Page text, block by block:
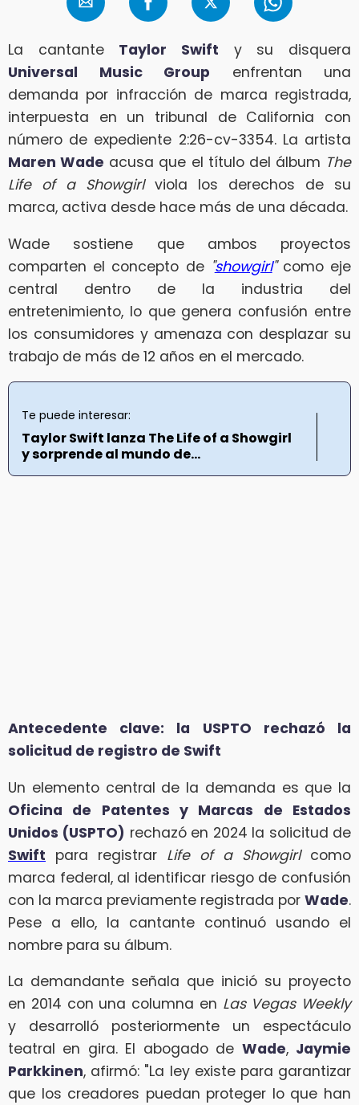
La cantante Taylor Swift y su disquera
Universal Music Group enfrentan una
demanda por infracción de marca registrada,
interpuesta en un tribunal de California con
número de expediente 2:26-cv-3354. La artista
Maren Wade acusa que el título del álbum The
Life of a Showgirlviola los derechos de su
marca, activa desde hace más de una década.
Wade sostiene que ambos proyectos
comparten el concepto de "showgirl"como eje
central dentro de la industria del
entretenimiento, lo que genera confusión entre
los consumidores y amenaza con desplazar su
trabajo de más de 12 años en el mercado.
Te puede interesar:
Taylor Swift lanza The Life of a Showgirl
y sorprende al mundo de...
Antecedente clave: la USPTO rechazó la
solicitud de registro de Swift
Un elemento central de la demanda es que la
Oficina de Patentes y Marcas de Estados
Unidos (USPTO) rechazó en 2024 la solicitud de
Swift para registrar Life of a Showgirlcomo
marca federal, al identificar riesgo de confusión
con la marca previamente registrada por Wade.
Pese a ello, la cantante continuó usando el
nombre para su álbum.
La demandante señala que inició su proyecto
en 2014 con una columna en Las Vegas Weekly
y desarrolló posteriormente un espectáculo
teatral en gira. El abogado de Wade, Jaymie
Parkkinen, afirmó: "La ley existe para garantizar
que los creadores puedan proteger lo que han